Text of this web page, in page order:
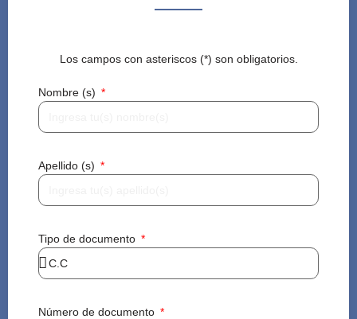
Los campos con asteriscos (*) son obligatorios.
Nombre (s)
Apellido (s)
Tipo de documento
Número de documento